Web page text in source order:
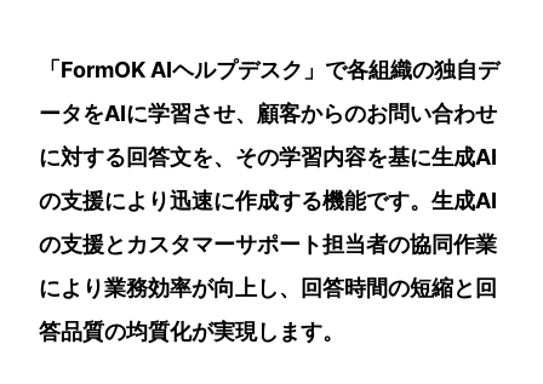
「FormOK AIヘルプデスク」で各組織の独自デ
ータをAIに学習させ、顧客からのお問い合わせ
に対する回答文を、その学習内容を基に生成AI
の支援により迅速に作成する機能です。生成AI
の支援とカスタマーサポート担当者の協同作業
により業務効率が向上し、回答時間の短縮と回
答品質の均質化が実現します。